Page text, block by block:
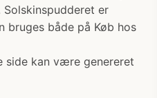
Solskinspudderet er
bruges både på Køb hos
side kan være genereret